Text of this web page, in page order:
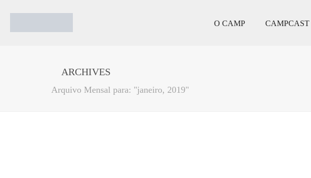
O CAMP CAMPCAST
ARCHIVES
Arquivo Mensal para: "janeiro, 2019"